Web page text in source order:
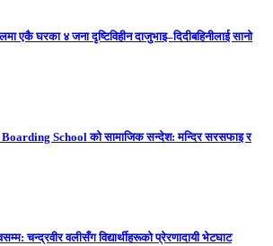
एकै घरका ४ जना दृष्टिविहीन दाजुभाइ–दिदीबहिनीलाई सानो
School को सामाजिक सन्देश: मन्दिर सरसफाइ र
चन्द्रवीर वलीसँग विद्यार्थीहरूको प्रेरणादायी भेटघाट